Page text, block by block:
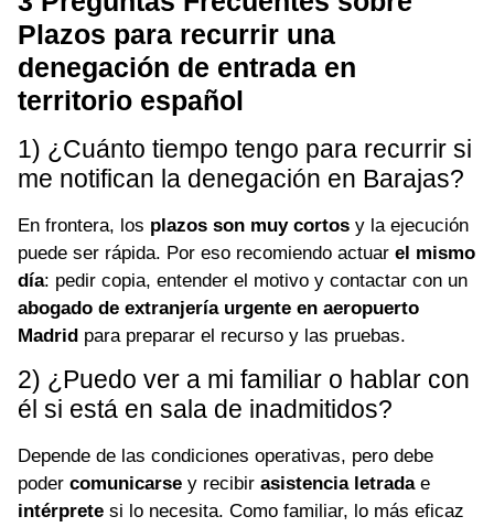
Plazos para recurrir una
denegación de entrada en
territorio español
1) ¿Cuánto tiempo tengo para recurrir si
me notifican la denegación en Barajas?
En frontera, los plazos son muy cortos y la ejecución
puede ser rápida. Por eso recomiendo actuar el mismo
día: pedir copia, entender el motivo y contactar con un
abogado de extranjería urgente en aeropuerto
Madrid para preparar el recurso y las pruebas.
2) ¿Puedo ver a mi familiar o hablar con
él si está en sala de inadmitidos?
Depende de las condiciones operativas, pero debe
poder comunicarse y recibir asistencia letradae
intérprete si lo necesita. Como familiar, lo más eficaz